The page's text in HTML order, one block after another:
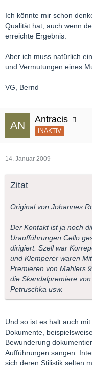
Ich könnte mir schon
Qualität hat, auch wenn
erreichte Ergebnis.
Aber ich muss natürlich
und Vermutungen eines
VG, Bernd
Antracis
INAKTIV
14. Januar 2009
Zitat
Original von Johannes
Der Kontakt ist ja noch
Uraufführungen Cello
dirigiert. Szell war
und Klemperer waren
Premieren von Mahlers
die Skandalpremiere
Petruschka usw.
Und so ist es halt auch
Dokumente,
Bewunderung
Aufführungen sangen.
sich deren Stilistik selten